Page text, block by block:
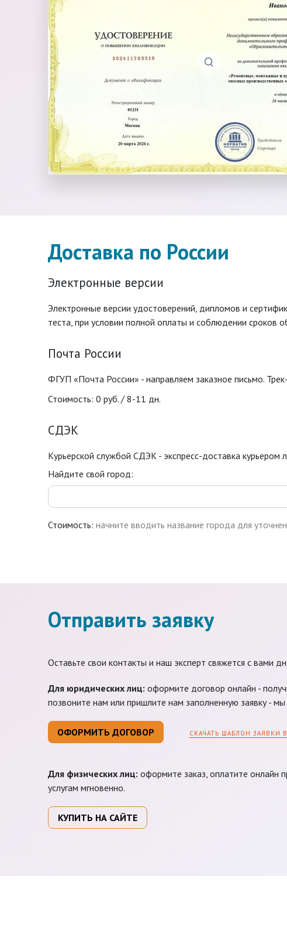
Доставка по России
Электронные версии
Электронные версии удостоверений, дипломов и
теста, при условии полной оплаты и соблюдении сроков
Почта России
ФГУП «Почта России» - направляем заказное письмо.
Стоимость: 0 руб. / 8-11 дн.
СДЭК
Курьерской службой СДЭК - экспресс-доставка курьером
Найдите свой город:
Стоимость: начните вводить название города для
Отправить заявку
Оставьте свои контакты и наш эксперт свяжется с вами
Для юридических лиц: оформите договор онлайн -
позвоните нам или пришлите нам заполненную заявку -
ОФОРМИТЬ ДОГОВОР СКАЧАТЬ ШАБЛОН ЗАЯВКИ В
Для физических лиц: оформите заказ, оплатите онлайн
услугам мгновенно.
КУПИТЬ НА САЙТЕ